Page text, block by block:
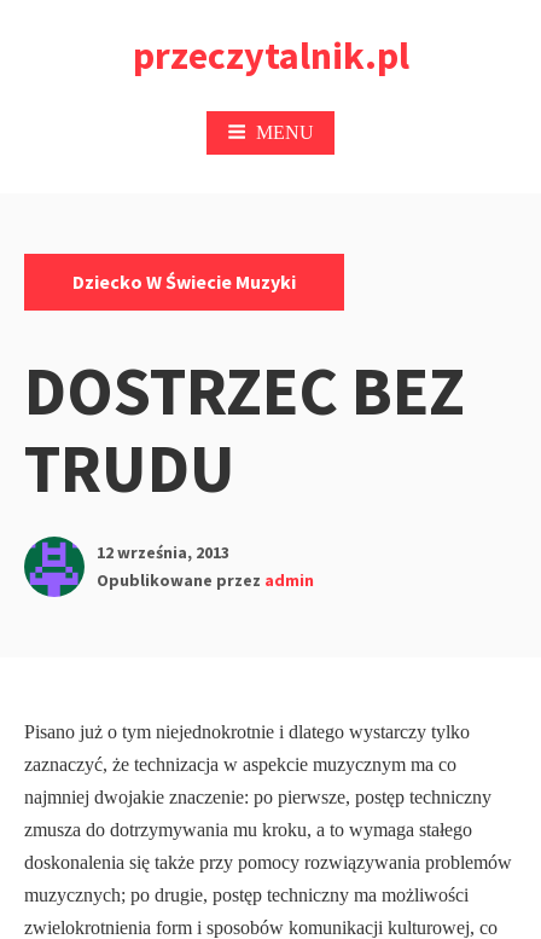
przeczytalnik.pl
MENU
Dziecko W Świecie Muzyki
DOSTRZEC BEZ
TRUDU
12 września, 2013
Opublikowane przez admin
Pisano już o tym niejednokrotnie i dlatego wystarczy tylko
zaznaczyć, że technizacja w aspekcie muzycznym ma co
najmniej dwojakie znaczenie: po pierwsze, postęp techniczny
zmusza do dotrzymywania mu kroku, a to wymaga stałego
doskonalenia się także przy pomocy rozwiązywania problemów
muzycznych; po drugie, postęp techniczny ma możliwości
zwielo­krotnienia form i sposobów komunikacji kulturowej, co